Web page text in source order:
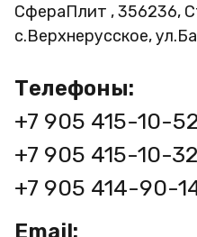
СфераПлит , 356236,
с.Верхнерусское,
Телефоны:
+7 905 415-10-52
+7 905 415-10-32
+7 905 414-90-
Email: